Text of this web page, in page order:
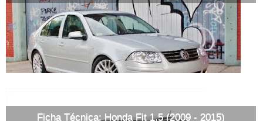
Ficha Técnica: Honda Fit 1.5 (2009 - 2015)